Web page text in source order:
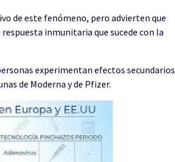
de este fenómeno, pero advierten que
inmunitaria que sucede con la
experimentan efectos secundarios
de Moderna y de Pfizer.